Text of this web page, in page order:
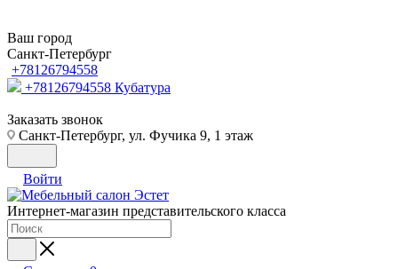
Ваш город
Санкт-Петербург
+78126794558
+78126794558 Кубатура
Заказать звонок
Санкт-Петербург, ул. Фучика 9, 1 этаж
Войти
Интернет-магазин представительского класса